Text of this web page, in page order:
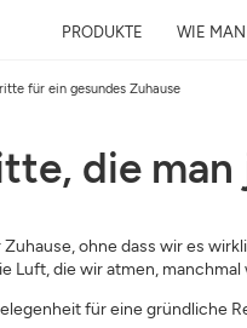
PRODUKTE WIE
für ein gesundes Zuhause
die
ohne dass wir es
Luft, die wir atmen,
für eine gründliche